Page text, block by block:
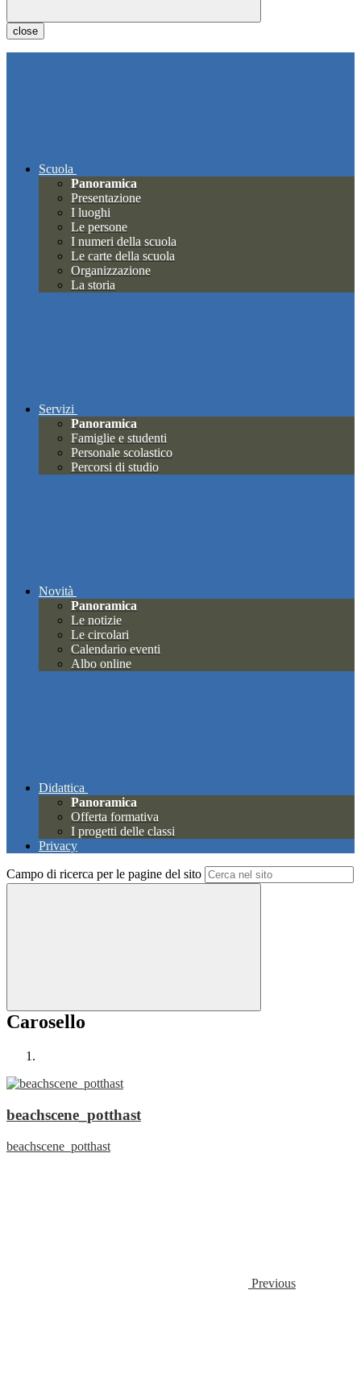
close
Scuola
Panoramica
Presentazione
I luoghi
Le persone
I numeri della scuola
Le carte della scuola
Organizzazione
La storia
Servizi
Panoramica
Famiglie e studenti
Personale scolastico
Percorsi di studio
Novità
Panoramica
Le notizie
Le circolari
Calendario eventi
Albo online
Didattica
Panoramica
Offerta formativa
I progetti delle classi
Privacy
Campo di ricerca per le pagine del sito
Carosello
beachscene_potthast
beachscene_potthast
Previous